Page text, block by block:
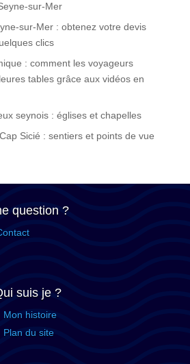
sur-Mer
sur-Mer : obtenez votre devis
clics
: comment les voyageurs
tables grâce aux vidéos en
seynois : églises et chapelles
Sicié : sentiers et points de vue
question ?
suis je ?
Mon histoire
Plan du site